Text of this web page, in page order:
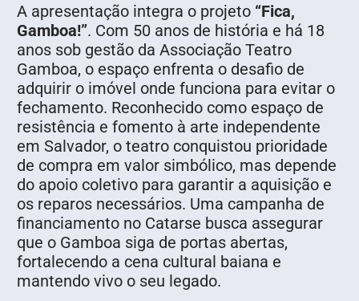
A apresentação integra o projeto “Fica,
Gamboa!”. Com 50 anos de história e há 18
anos sob gestão da Associação Teatro
Gamboa, o espaço enfrenta o desafio de
adquirir o imóvel onde funciona para evitar o
fechamento. Reconhecido como espaço de
resistência e fomento à arte independente
em Salvador, o teatro conquistou prioridade
de compra em valor simbólico, mas depende
do apoio coletivo para garantir a aquisição e
os reparos necessários. Uma campanha de
financiamento no Catarse busca assegurar
que o Gamboa siga de portas abertas,
fortalecendo a cena cultural baiana e
mantendo vivo o seu legado.